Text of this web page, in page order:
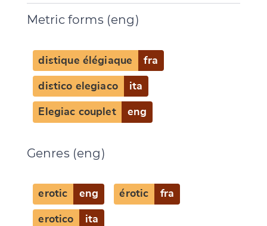
Metric forms (eng)
distique élégiaque fra
distico elegiaco ita
Elegiac couplet eng
Genres (eng)
erotic eng érotic fra
erotico ita